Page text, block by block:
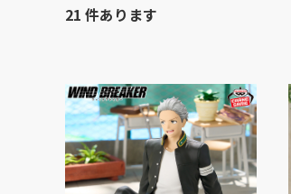
21 件あります